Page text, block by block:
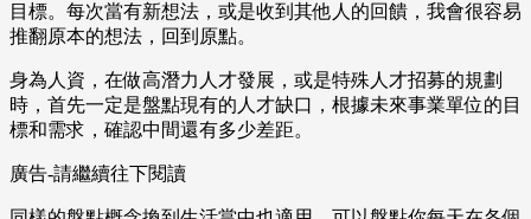
目標。每次當有新想法，或是收到其他人的回饋，我會很容易
推翻原本的想法，回到原點。
身為人資，在做高潛力人才發展，或是特殊人才招募的規劃
時，首先一定是盤點現有的人才缺口，根據未來事業單位的目
標和需求，確認中間還有多少差距。
廣告-請繼續往下閱讀